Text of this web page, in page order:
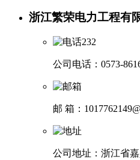
浙江繁荣电力工程有
公司电话：0573-
邮 箱：
公司地址：浙江省